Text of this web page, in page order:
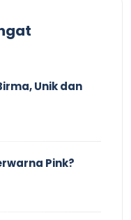
Unik dan
Pink?